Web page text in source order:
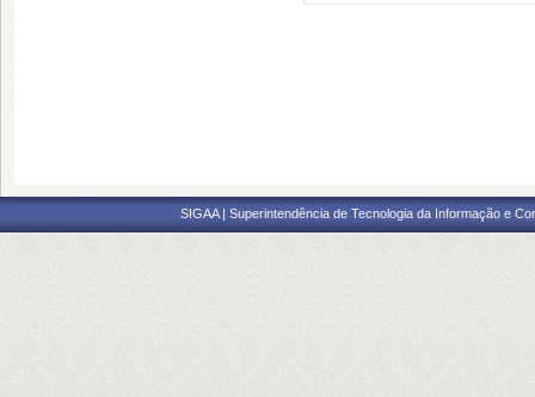
SIGAA | Superintendência de Tecnologia da Informação e